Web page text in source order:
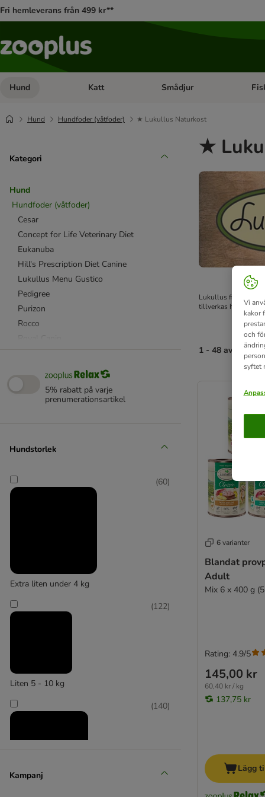
Fri hemleverans från 499 kr**
Hund Open category menu: Hund
Katt Open category menu: Katt
Smådjur
Hund Hundfoder (våtfoder) ★ Lukullus Naturkost
Kategori
Hund
Hundfoder (våtfoder)
Cesar
Concept for Life Veterinary Diet
Eukanuba
Hill's Prescription Diet Canine
Lukullus Menu Gustico
Pedigree
Purizon
Rocco
Royal Canin Veterinary
Wolf of Wilderness
% Erbjudanden
Advance Veterinary Diet
animonda Integra
Best Nature
Butcher's
Carnilove
Dog´s Love
Dolina Noteci
5% rabatt på varje
prenumerationsartikel
Hundstorlek
Extra liten under 4 kg
(60)
Liten 5 - 10 kg
(122)
(140)
Kampanj
★
Lukullus fina
tillverkas helt utan
1 - 48 av 170
6 varianter
Blandat
Adult
Mix 6 x 400 g
145,00 kr
60,40 kr / kg
137,75 kr
Rating: 4.9/5
Lägg
Vi
kakor
och
syftet